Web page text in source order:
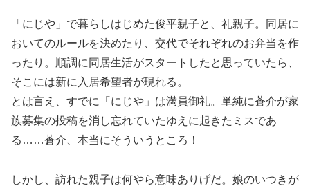
「にじや」で暮らしはじめた俊平親子と、礼親子。同居に
おいてのルールを決めたり、交代でそれぞれのお弁当を作
ったり。順調に同居生活がスタートしたと思っていたら、
そこには新に入居希望者が現れる。
とは言え、すでに「にじや」は満員御礼。単純に蒼介が家
族募集の投稿を消し忘れていたゆえに起きたミスであ
る……蒼介、本当にそういうところ！
しかし、訪れた親子は何やら意味ありげだ。娘のいつきが